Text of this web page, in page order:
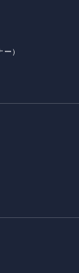
）